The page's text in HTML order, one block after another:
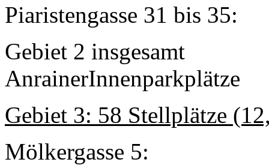
Piaristengasse
Gebiet 2
AnrainerInnenparkplätze
Gebiet 3: 58 Stellplätze